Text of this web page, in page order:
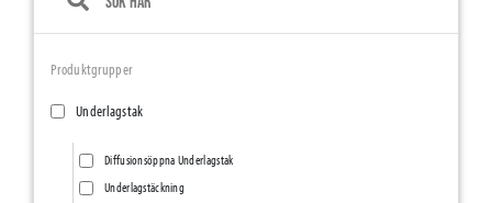
Produktgrupper
Underlagstak
Diffusionsöppna Underlagstak
Underlagstäckning